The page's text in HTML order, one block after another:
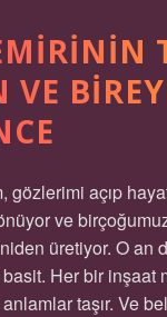
VE
gözlerimi açıp
ve
üretiyor. O an
Her bir inşaat
taşır. Ve